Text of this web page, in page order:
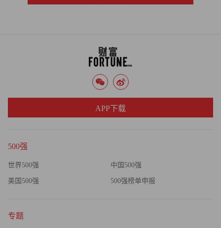
500强
世界500强 中国500强
美国500强 500强榜单申报
专题
APP下载